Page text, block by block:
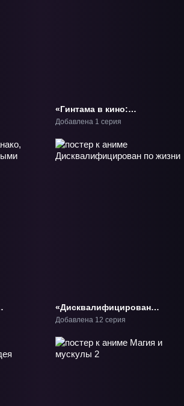
«Гинтама в кино:
Кинтама» Фильм-1
Добавлена 1 серия
«Дисквалифицирован
по жизни» ТВ-1
Добавлена 12 серия